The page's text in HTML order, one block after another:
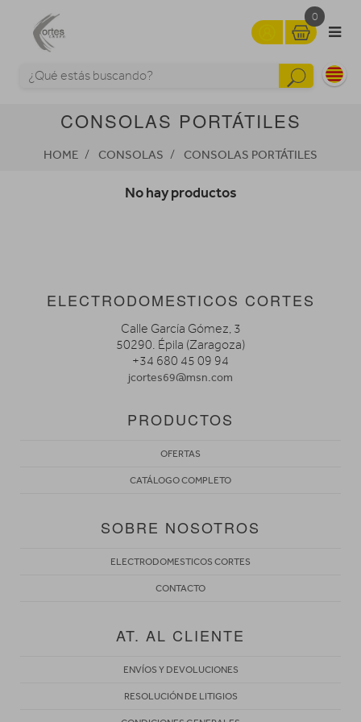
0
CONSOLAS PORTÁTILES
HOME CONSOLAS CONSOLAS PORTÁTILES
No hay productos
ELECTRODOMESTICOS CORTES
Calle García Gómez, 3
50290. Épila (Zaragoza)
+34 680 45 09 94
jcortes69@msn.com
PRODUCTOS
OFERTAS
CATÁLOGO COMPLETO
SOBRE NOSOTROS
ELECTRODOMESTICOS CORTES
CONTACTO
AT. AL CLIENTE
ENVÍOS Y DEVOLUCIONES
RESOLUCIÓN DE LITIGIOS